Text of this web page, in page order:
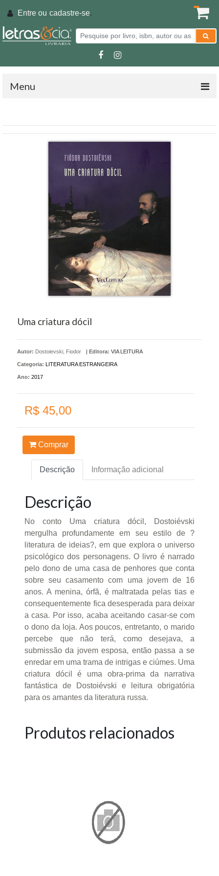
Entre ou cadastre-se.
Menu
Uma criatura dócil
Autor: Dostoievski, Fiodor | Editora: VIA LEITURA
Categoria: LITERATURA ESTRANGEIRA
Ano: 2017
R$ 45,00
Comprar
Descrição Informação adicional
Descrição
No conto Uma criatura dócil, Dostoiévski
mergulha profundamente em seu estilo de ?
literatura de ideias?, em que explora o universo
psicológico dos personagens. O livro é narrado
pelo dono de uma casa de penhores que conta
sobre seu casamento com uma jovem de 16
anos. A menina, órfã, é maltratada pelas tias e
consequentemente fica desesperada para deixar
a casa. Por isso, acaba aceitando casar-se com
o dono da loja. Aos poucos, entretanto, o marido
percebe que não terá, como desejava, a
submissão da jovem esposa, então passa a se
enredar em uma trama de intrigas e ciúmes. Uma
criatura dócil é uma obra-prima da narrativa
fantástica de Dostoiévski e leitura obrigatória
para os amantes da literatura russa.
Produtos relacionados